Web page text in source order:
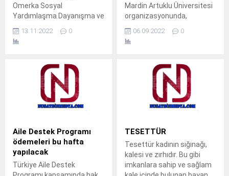
Omerka Sosyal
Yardımlaşma Dayanışma ve
büyük bir katılımla yapıldı.
13.11.2022 0
Mardin Artuklu Üniversitesi
organizasyonunda,
Belediye Başkanlığı ev
sahipliğinde Diyabetli 56
oluşturuldu. Nusaybin DSİ
Piknik Alanında 5 ile 8 Eylül
tarihlerinde düzenlenen
“Diyabet Kampı Farkındalık
Etkinliği”nde Diyabetli 56
Artuklu Üniversitesi Tıp
hemşire ve diyetisyenler
gözetiminde yapılan kampı
ziyaret...
06.09.2022 0
Aile Destek Programı
ödemeleri bu hafta
yapılacak
Türkiye Aile Destek
TESETTÜR
Tesettür kadının sığınağı,
kalesi ve zırhıdır. Bu gibi
imkanlara sahip ve sağlam